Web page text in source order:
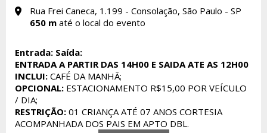
Rua Frei Caneca, 1.199 - Consolação, São Paulo - SP
650 m até o local do evento
Entrada: Saída:
ENTRADA A PARTIR DAS 14H00 E SAIDA ATE AS 12H00
INCLUI: CAFÉ DA MANHÃ;
OPCIONAL: ESTACIONAMENTO R$15,00 POR VEÍCULO
/ DIA;
RESTRIÇÃO: 01 CRIANÇA ATÉ 07 ANOS CORTESIA
ACOMPANHADA DOS PAIS EM APTO DBL.